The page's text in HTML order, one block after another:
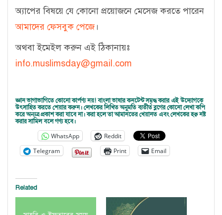
অ্যাপের বিষয়ে যে কোনো প্রয়োজনে মেসেজ করতে পারেন
আমাদের ফেসবুক পেজে।
অথবা ইমেইল করুন এই ঠিকানায়ঃ
info.muslimsday@gmail.com
জ্ঞান ভাগাভাগিতে কোনো কার্পণ্য নয়! বাংলা ভাষার কনটেন্ট সমৃদ্ধ করার এই উদ্যোগকে
উৎসাহিত করতে শেয়ার করুন। লেখকের লিখিত অনুমতি ব্যতীত ব্লগের কোনো লেখা কপি
করে অন্যত্র প্রকাশ করা যাবে না। করা হলে তা আমানতের খেয়ানত এবং লেখকের হক্ব নষ্ট
করার সামিল বলে গণ্য হবে।
WhatsApp
Reddit
Telegram
Print Email
Related